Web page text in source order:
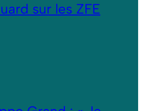
sur les ZFE